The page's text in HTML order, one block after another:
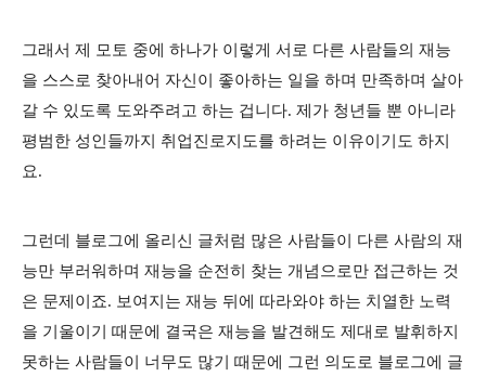
그래서 제 모토 중에 하나가 이렇게 서로 다른 사람들의 재능
을 스스로 찾아내어 자신이 좋아하는 일을 하며 만족하며 살아
갈 수 있도록 도와주려고 하는 겁니다. 제가 청년들 뿐 아니라
평범한 성인들까지 취업진로지도를 하려는 이유이기도 하지
요.
그런데 블로그에 올리신 글처럼 많은 사람들이 다른 사람의 재
능만 부러워하며 재능을 순전히 찾는 개념으로만 접근하는 것
은 문제이죠. 보여지는 재능 뒤에 따라와야 하는 치열한 노력
을 기울이기 때문에 결국은 재능을 발견해도 제대로 발휘하지
못하는 사람들이 너무도 많기 때문에 그런 의도로 블로그에 글